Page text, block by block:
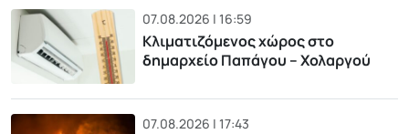
07.08.2026 | 16:59
Κλιματιζόμενος χώρος στο
δημαρχείο Παπάγου – Χολαργού
07.08.2026 | 17:43